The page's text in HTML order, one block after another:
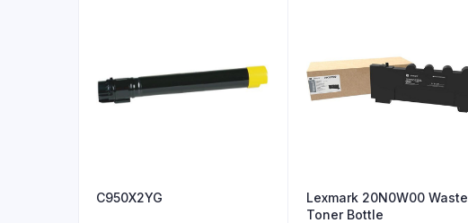
C950X2YG
Lexmark 20N0W00 Waste
Toner Bottle